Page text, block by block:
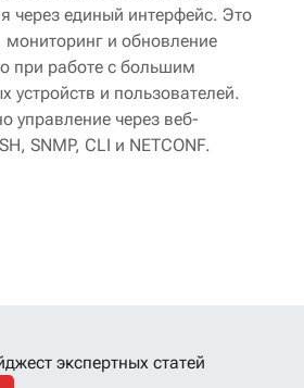
через единый интерфейс. Это
мониторинг и обновление
при работе с большим
устройств и пользователей.
управление через веб-
SNMP, CLI и NETCONF.
экспертных статей